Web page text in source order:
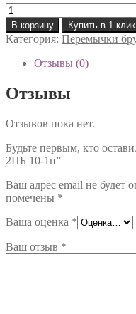
Количество
товара
Перемычка
брусковая
2ПБ
1п
В корзину Купить в 1 клик
Категория: Перемычки
Отзывы (0)
Отзывы
Отзывов пока нет.
Будьте первым, кто
2ПБ 10-1п”
Ваш адрес email не будет
помечены *
Ваша оценка *
Ваш отзыв *